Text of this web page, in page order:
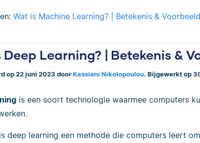
Wat is Machine Learning? | Betekenis &
Learning? | Betekenis &
op 22 juni 2023 door Kassiani Nikolopoulou. Bijgewerkt op
is een soort technologie waarmee computers
deep learning een methode die computers leert